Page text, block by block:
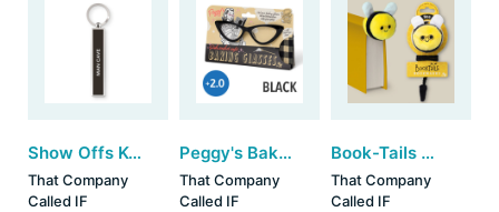
Show Offs Keys - Man Cave (set van 3)
That Company
Called IF
Peggy's Baking Glasses - Black (+2) (set van 3)
That Company
Called IF
Book-Tails Bookmarks - Bee (set van 6)
That Company
Called IF